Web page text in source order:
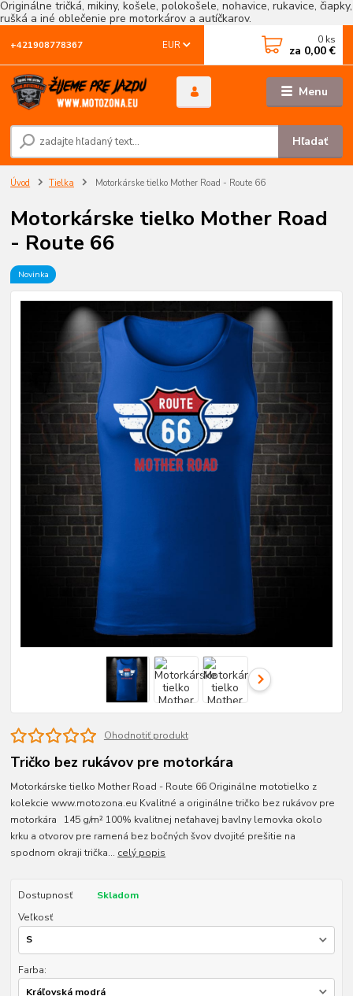
Originálne tričká, mikiny, košele, polokošele, nohavice, rukavice, čiapky,
rušká a iné oblečenie pre motorkárov a autíčkarov.
Menu
EUR
Hľadať
+421908778367 0 ks
za 0,00 €
Úvod Tielka Motorkárske tielko Mother Road - Route 66
Motorkárske tielko Mother Road
- Route 66
Novinka
Ohodnotiť produkt
Tričko bez rukávov pre motorkára
Motorkárske tielko Mother Road - Route 66 Originálne mototielko z
kolekcie www.motozona.eu Kvalitné a originálne tričko bez rukávov pre
motorkára 145 g/m² 100% kvalitnej neťahavej bavlny lemovka okolo
krku a otvorov pre ramená bez bočných švov dvojité prešitie na
spodnom okraji trička... celý popis
Dostupnosť
Skladom
Veľkosť
Farba: